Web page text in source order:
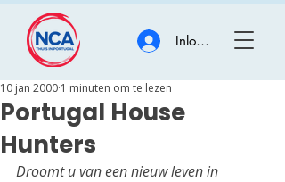
Inloggen
Portugal House
Hunters
10 jan 2000 1 minuten om te lezen
Droomt u van een nieuw leven in